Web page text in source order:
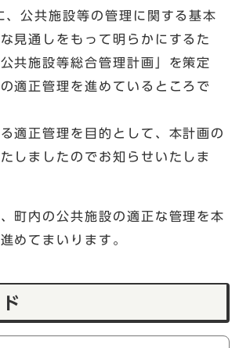
公共施設等の管理に関する基本
見通しをもって明らかにするた
共施設等総合管理計画」を策定
適正管理を進めているところで
適正管理を目的として、本計画の
しましたのでお知らせいたしま
町内の公共施設の適正な管理を本
めてまいります。